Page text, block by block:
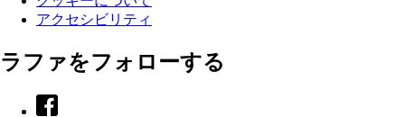
アクセシビリティ
ラファをフォローする
Facebook